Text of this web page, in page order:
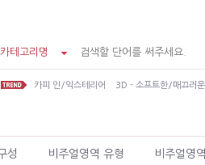
카테고리명
카피 인/익스테리어 3D - 소프트한/매끄러운
성 비주얼영역 유형 비주얼영